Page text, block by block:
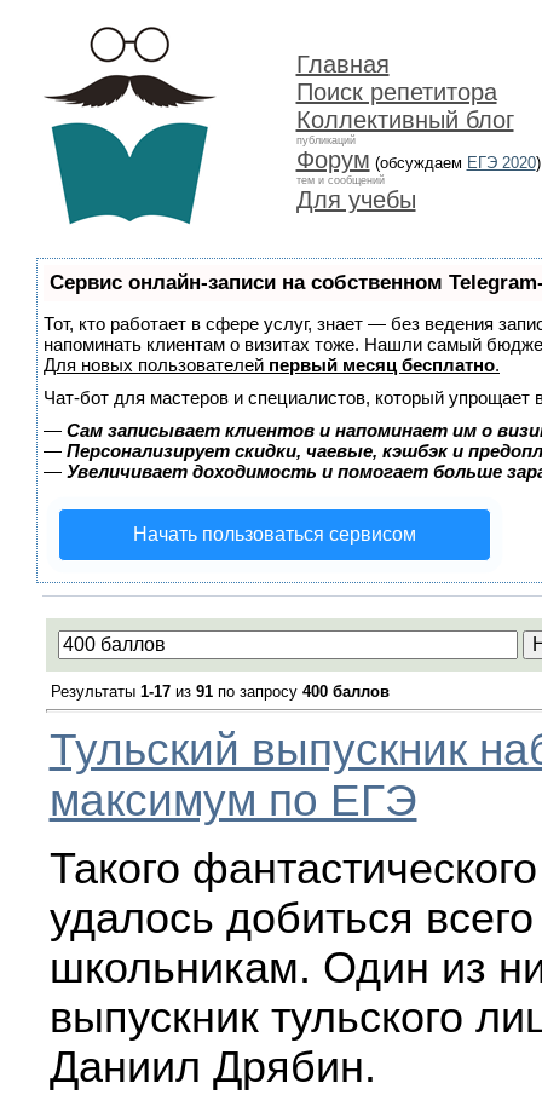
Главная
Поиск репетитора
Коллективный блог
публикаций
Форум (обсуждаем ЕГЭ 2020)
тем и сообщений
Для учебы
Сервис онлайн-записи на собственном
Тот, кто работает в сфере услуг, знает — без ведения
напоминать клиентам о визитах тоже. Нашли самый
Для новых пользователей первый месяц бесплатно.
Чат-бот для мастеров и специалистов, который упрощает
— Сам записывает клиентов и напоминает им о
— Персонализирует скидки, чаевые, кэшбэк и
— Увеличивает доходимость и помогает больше
Начать пользоваться сервисом
Результаты 1-17из 91по запросу 400 баллов
Тульский выпускник
максимум по ЕГЭ
Такого
удалось добиться
школьникам. Один из
выпускник тульского
Даниил Дрябин.